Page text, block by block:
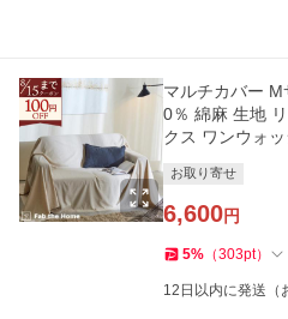
マルチカバー
0％ 綿麻 生地
クス ワンウォ
お取り寄せ
6,600円
5% （303pt）
12日以内に発送（